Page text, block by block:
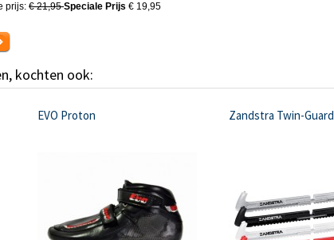
prijs: € 21,95Speciale Prijs € 19,95
kochten ook:
EVO Proton Zandstra Twin-Guard